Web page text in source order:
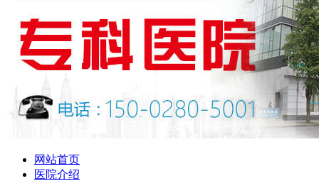
网站首页
医院介绍